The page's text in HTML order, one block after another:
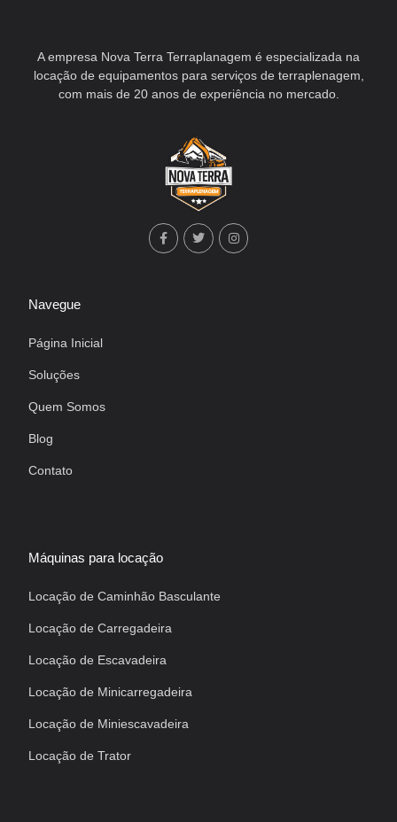
A empresa Nova Terra Terraplanagem é especializada na
locação de equipamentos para serviços de terraplenagem,
com mais de 20 anos de experiência no mercado.
Navegue
Página Inicial
Soluções
Quem Somos
Blog
Contato
Máquinas para locação
Locação de Caminhão Basculante
Locação de Carregadeira
Locação de Escavadeira
Locação de Minicarregadeira
Locação de Miniescavadeira
Locação de Trator